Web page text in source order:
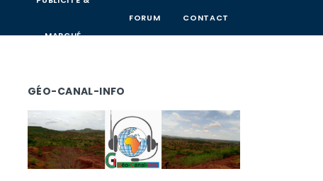
MARCHÉ
FORUM CONTACT
GÉO-CANAL-INFO